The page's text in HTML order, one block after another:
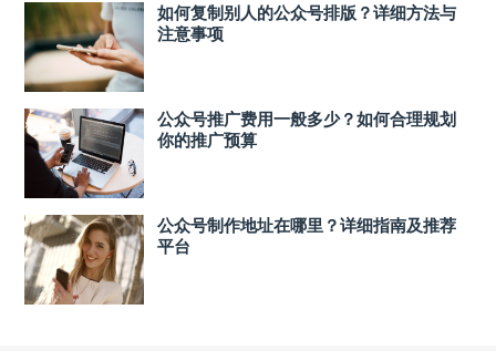
如何复制别人的公众号排版？详细方法与
注意事项
公众号推广费用一般多少？如何合理规划
你的推广预算
公众号制作地址在哪里？详细指南及推荐
平台